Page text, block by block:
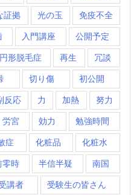
証拠 光の玉 免疫不全
入門講座 公開予定
円形脱毛症 再生 冗談
切り傷 初公開
反応 力 加熱 努力
労宮 効力 勉強時間
症 化粧品 化粧水
零時 半信半疑 南国
講者 受験生の皆さん